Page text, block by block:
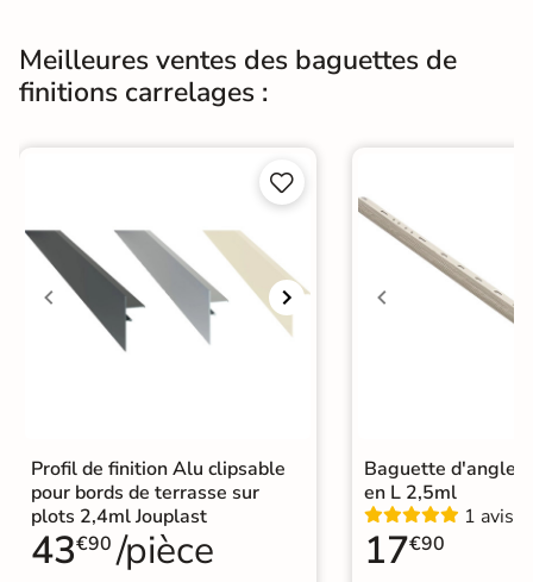
Meilleures ventes des baguettes de
finitions carrelages :


Profil de finition Alu clipsable
pour bords de terrasse sur
plots 2,4ml Jouplast
43€90 /pièce
Baguette d'angle
en L 2,5ml
1 avis
17€90